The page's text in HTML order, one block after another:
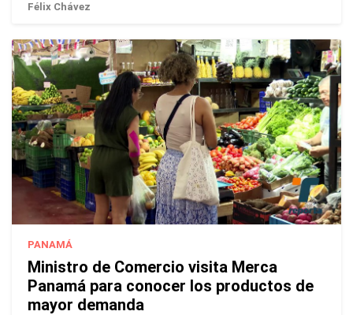
Félix Chávez
PANAMÁ
Ministro de Comercio visita Merca
Panamá para conocer los productos de
mayor demanda